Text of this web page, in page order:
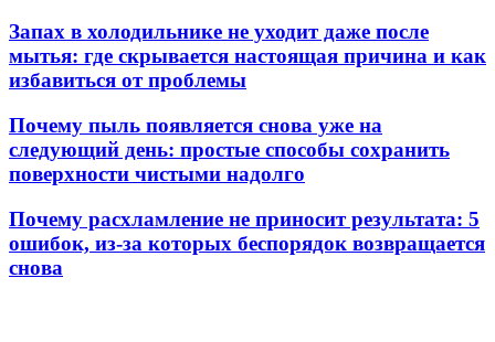
Запах в холодильнике не уходит даже после
мытья: где скрывается настоящая причина и как
избавиться от проблемы
Почему пыль появляется снова уже на
следующий день: простые способы сохранить
поверхности чистыми надолго
Почему расхламление не приносит результата: 5
ошибок, из-за которых беспорядок возвращается
снова